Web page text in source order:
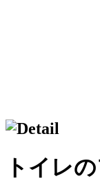
トイレ